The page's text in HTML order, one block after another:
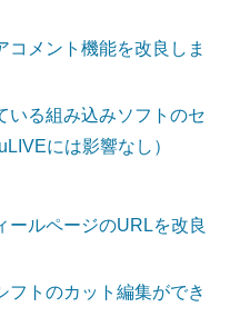
コメント機能を改良しま
いる組み込みソフトのセ
には影響なし）
ールページのURLを改良
フトのカット編集ができ